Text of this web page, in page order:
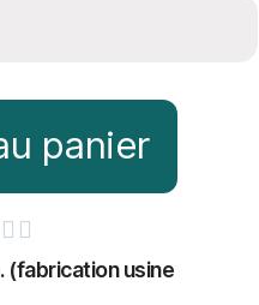
panier
 
(fabrication usine